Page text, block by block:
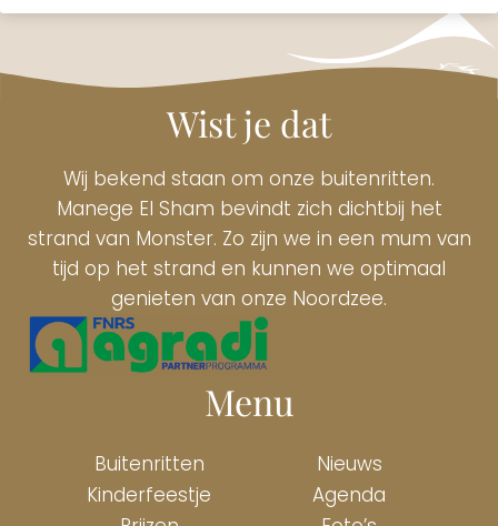
Wist je dat
Wij bekend staan om onze buitenritten.
Manege El Sham bevindt zich dichtbij het
strand van Monster. Zo zijn we in een mum van
tijd op het strand en kunnen we optimaal
genieten van onze Noordzee.
Menu
Buitenritten
Kinderfeestje
Nieuws
Agenda